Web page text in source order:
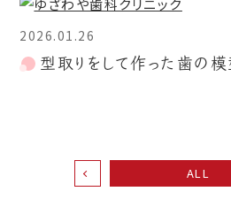
2026.01.26
型取りをして作った歯の
ALL